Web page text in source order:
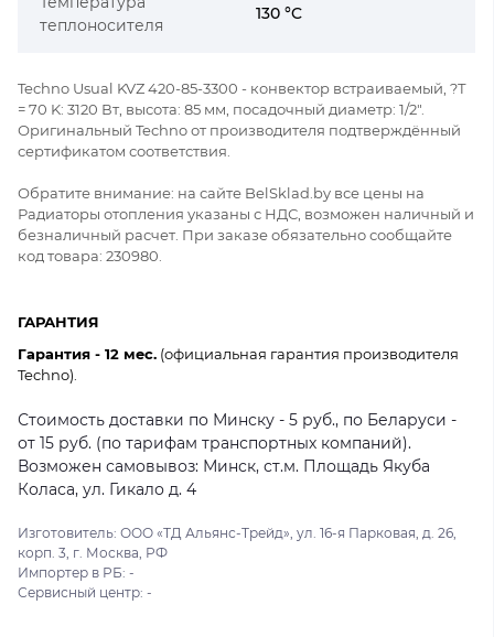
теплоносителя
130 °C
Techno Usual KVZ 420-85-3300 - конвектор встраиваемый, ?Т
= 70 K: 3120 Вт, высота: 85 мм, посадочный диаметр: 1/2".
Оригинальный Techno от производителя подтверждённый
сертификатом соответствия.
Обратите внимание: на сайте BelSklad.by все цены на
Радиаторы отопления указаны с НДС, возможен наличный и
безналичный расчет. При заказе обязательно сообщайте
код товара: 230980.
ГАРАНТИЯ
Гарантия - 12 мес. (официальная гарантия производителя
Techno).
Стоимость доставки по Минску - 5 руб., по Беларуси -
от 15 руб. (по тарифам транспортных компаний).
Возможен самовывоз: Минск, ст.м. Площадь Якуба
Коласа, ул. Гикало д. 4
Изготовитель: ООО «ТД Альянс-Трейд», ул. 16-я Парковая, д. 26,
корп. 3, г. Москва, РФ
Импортер в РБ: -
Сервисный центр: -